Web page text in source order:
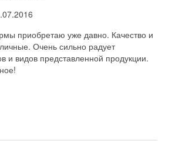
приобретаю уже давно. Качество и
Очень сильно радует
и видов представленной продукции.